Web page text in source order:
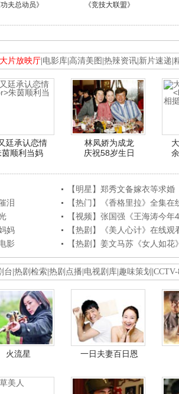
功夫总动员》 《竞技大联盟》
大片放映厅 电影库 高清美图 热辣资讯 新片速递
廷承认恋情
茵顺利当妈
林凤娇为成龙
庆祝58岁生日
【明星】郑秀文备嫁衣等求婚
泪
【热门】《香格里拉》全集在
【视频】张国强《王海涛今年
妈
【热剧】《美人心计》在线观
影
【热剧】姜文马苏《女人如花
台 热剧检索 热剧点播 电视剧库 趣味策划 CCTV-
火流星 一日夫妻百日恩